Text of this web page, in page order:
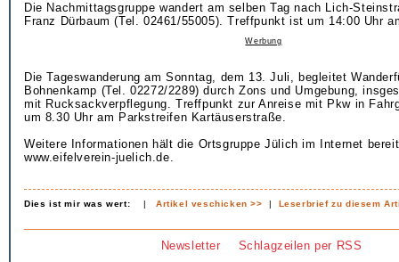
Die Nachmittagsgruppe wandert am selben Tag nach Lich-
Franz Dürbaum (Tel. 02461/55005). Treffpunkt ist um 14:00 Uhr
Werbung
Die Tageswanderung am Sonntag, dem 13. Juli, begleitet
Bohnenkamp (Tel. 02272/2289) durch Zons und Umgebung,
mit Rucksackverpflegung. Treffpunkt zur Anreise mit Pkw in
um 8.30 Uhr am Parkstreifen Kartäuserstraße.
Weitere Informationen hält die Ortsgruppe Jülich im Internet
www.eifelverein-juelich.de.
Dies ist mir was wert: |Artikel veschicken >> | Leserbrief zu diesem
Newsletter Schlagzeilen per RSS